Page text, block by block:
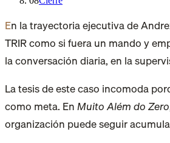
En la trayectoria ejecutiva de Andreza Araujo, una operación de consumo masivo vinculada a PepsiCo redujo sus accidentes en 50% en 180 días cuando dejó de obedecer el
TRIR como si fuera un mando y
la conversación diaria, en la
La tesis de este caso incomoda
como meta. EnMuito Além do Zero
organización puede seguir